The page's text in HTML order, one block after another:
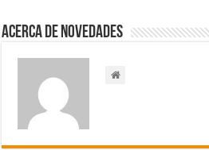
Acerca de NOVEDADES